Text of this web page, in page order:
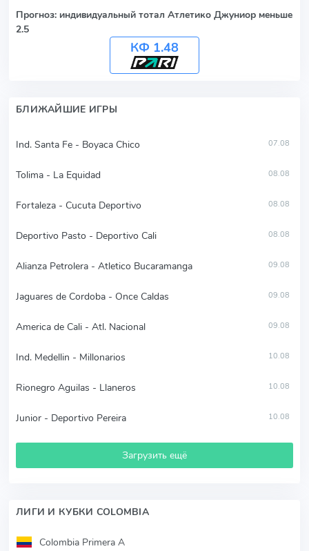
Прогноз: индивидуальный тотал Атлетико Джуниор меньше
2.5
КФ 1.48
БЛИЖАЙШИЕ ИГРЫ
Ind. Santa Fe - Boyaca Chico 07.08
Tolima - La Equidad 08.08
Fortaleza - Cucuta Deportivo 08.08
Deportivo Pasto - Deportivo Cali 08.08
Alianza Petrolera - Atletico Bucaramanga 09.08
Jaguares de Cordoba - Once Caldas 09.08
America de Cali - Atl. Nacional 09.08
Ind. Medellin - Millonarios 10.08
Rionegro Aguilas - Llaneros 10.08
Junior - Deportivo Pereira 10.08
Загрузить ещё
ЛИГИ И КУБКИ COLOMBIA
Colombia Primera A